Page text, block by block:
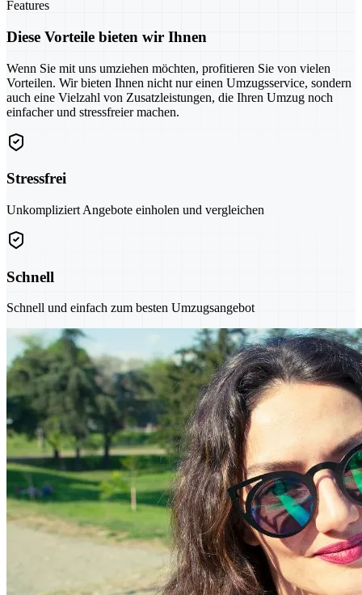
Features
Diese Vorteile bieten wir Ihnen
Wenn Sie mit uns umziehen möchten, profitieren Sie von vielen
Vorteilen. Wir bieten Ihnen nicht nur einen Umzugsservice, sondern
auch eine Vielzahl von Zusatzleistungen, die Ihren Umzug noch
einfacher und stressfreier machen.
Stressfrei
Unkompliziert Angebote einholen und vergleichen
Schnell
Schnell und einfach zum besten Umzugsangebot